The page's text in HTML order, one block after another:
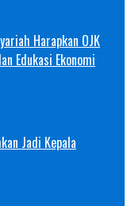
Harapkan OJK
Edukasi Ekonomi
Jadi Kepala